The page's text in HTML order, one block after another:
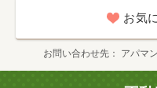
お気
お問い合わせ先 アパマ